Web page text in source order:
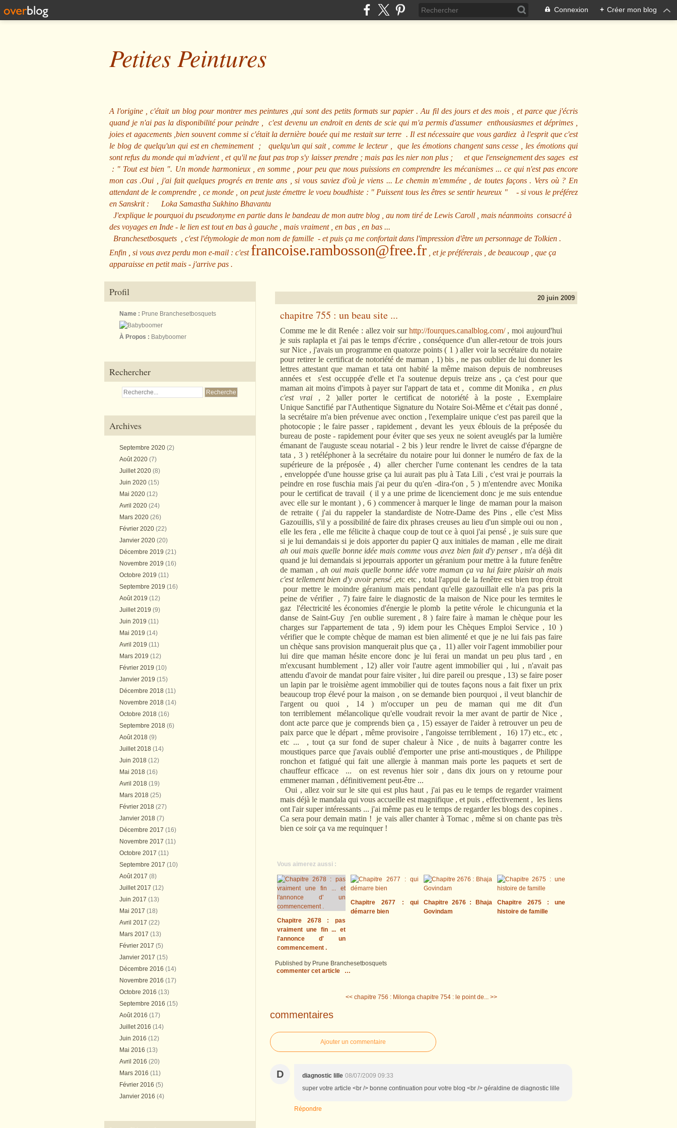
Connexion + Créer mon blog
Petites Peintures
A l'origine , c'était un blog pour montrer mes peintures ,qui sont des petits formats sur papier . Au fil des jours et des mois , et parce que j'écris
quand je n'ai pas la disponibilité pour peindre , c'est devenu un endroit en dents de scie qui m'a permis d'assumer enthousiasmes et déprimes ,
joies et agacements ,bien souvent comme si c'était la dernière bouée qui me restait sur terre . Il est nécessaire que vous gardiez à l'esprit que c'est
le blog de quelqu'un qui est en cheminement ; quelqu'un qui sait , comme le lecteur , que les émotions changent sans cesse , les émotions qui
sont refus du monde qui m'advient , et qu'il ne faut pas trop s'y laisser prendre ; mais pas les nier non plus ; et que l'enseignement des sages est
: " Tout est bien ". Un monde harmonieux , en somme , pour peu que nous puissions en comprendre les mécanismes ... ce qui n'est pas encore
mon cas .Oui , j'ai fait quelques progrés en trente ans , si vous saviez d'où je viens ... Le chemin m'emméne , de toutes façons . Vers où ? En
attendant de le comprendre , ce monde , on peut juste émettre le voeu boudhiste : " Puissent tous les êtres se sentir heureux " - si vous le préférez
en Sanskrit : Loka Samastha Sukhino Bhavantu
J'explique le pourquoi du pseudonyme en partie dans le bandeau de mon autre blog , au nom tiré de Lewis Caroll , mais néanmoins consacré à
des voyages en Inde - le lien est tout en bas à gauche , mais vraiment , en bas , en bas ...
Branchesetbosquets
, c'est l'étymologie de mon nom de famille - et puis ça me confortait dans l'impression d'être un personnage de Tolkien .
Enfin , si vous avez perdu mon e-mail : c'est francoise.rambosson@free.fr , et je préférerais , de beaucoup , que ça
apparaisse en petit mais - j'arrive pas .
Profil
Name : Prune Branchesetbosquets
À Propos : Babyboomer
Rechercher
Archives
Septembre 2020 (2)
Août 2020 (7)
Juillet 2020 (8)
Juin 2020 (15)
Mai 2020 (12)
Avril 2020 (24)
Mars 2020 (26)
Février 2020 (22)
Janvier 2020 (20)
Décembre 2019 (21)
Novembre 2019 (16)
Octobre 2019 (11)
Septembre 2019 (16)
Août 2019 (12)
Juillet 2019 (9)
Juin 2019 (11)
Mai 2019 (14)
Avril 2019 (11)
Mars 2019 (12)
Février 2019 (10)
Janvier 2019 (15)
Décembre 2018 (11)
Novembre 2018 (14)
Octobre 2018 (16)
Septembre 2018 (6)
Août 2018 (9)
Juillet 2018 (14)
Juin 2018 (12)
Mai 2018 (16)
Avril 2018 (19)
Mars 2018 (25)
Février 2018 (27)
Janvier 2018 (7)
Décembre 2017 (16)
Novembre 2017 (11)
Octobre 2017 (11)
Septembre 2017 (10)
Août 2017 (8)
Juillet 2017 (12)
Juin 2017 (13)
Mai 2017 (18)
Avril 2017 (22)
Mars 2017 (13)
Février 2017 (5)
Janvier 2017 (15)
Décembre 2016 (14)
Novembre 2016 (17)
Octobre 2016 (13)
Septembre 2016 (15)
Août 2016 (17)
Juillet 2016 (14)
Juin 2016 (12)
Mai 2016 (13)
Avril 2016 (20)
Mars 2016 (11)
Février 2016 (5)
Janvier 2016 (4)
20 juin 2009
chapitre 755 : un beau site ...
Comme me le dit Renée : allez voir sur http://fourques.canalblog.com/ , moi aujourd'hui
je suis raplapla et j'ai pas le temps d'écrire , conséquence d'un aller-retour de trois jours
sur Nice , j'avais un programme en quatorze points ( 1 ) aller voir la secrétaire du notaire
pour retirer le certificat de notoriété de maman , 1) bis , ne pas oublier de lui donner les
lettres attestant que maman et tata ont habité la même maison depuis de nombreuses
années et s'est occuppée d'elle et l'a soutenue depuis treize ans , ça c'est pour que
maman ait moins d'impots à payer sur l'appart de tata et , comme dit Monika ,en plus
c'est vrai, 2 )aller porter le certificat de notoriété à la poste , Exemplaire
Unique Sanctifié par l'Authentique Signature du Notaire Soi-Même et c'était pas donné ,
la secrétaire m'a bien prévenue avec onction , l'exemplaire unique c'est pas pareil que la
photocopie ; le faire passer , rapidement , devant les yeux éblouis de la préposée du
bureau de poste - rapidement pour éviter que ses yeux ne soient aveuglés par la lumière
émanant de l'auguste sceau notarial - 2 bis ) leur rendre le livret de caisse d'épargne de
tata , 3 ) retéléphoner à la secrétaire du notaire pour lui donner le numéro de fax de la
supérieure de la préposée , 4) aller chercher l'urne contenant les cendres de la tata
, enveloppée d'une housse grise ça lui aurait pas plu à Tata Lili , c'est vrai je pourrais la
peindre en rose fuschia mais j'ai peur du qu'en -dira-t'on , 5 ) m'entendre avec Monika
pour le certificat de travail ( il y a une prime de licenciement donc je me suis entendue
avec elle sur le montant ) , 6 ) commencer à marquer le linge de maman pour la maison
de retraite ( j'ai du rappeler la standardiste de Notre-Dame des Pins , elle c'est Miss
Gazouillis, s'il y a possibilité de faire dix phrases creuses au lieu d'un simple oui ou non ,
elle les fera , elle me félicite à chaque coup de tout ce à quoi j'ai pensé , je suis sure que
si je lui demandais si je dois apporter du papier Q aux initiales de maman , elle me dirait
ah oui mais quelle bonne idée mais comme vous avez bien fait d'y penser, m'a déjà dit
quand je lui demandais si jepourrais apporter un géranium pour mettre à la future fenêtre
de maman ,ah oui mais quelle bonne idée votre maman ça va lui faire plaisir ah mais
c'est tellement bien d'y avoir pensé,etc etc , total l'appui de la fenêtre est bien trop étroit
pour mettre le moindre géranium mais pendant qu'elle gazouillait elle n'a pas pris la
peine de vérifier , 7) faire faire le diagnostic de la maison de Nice pour les termites le
gaz l'électricité les économies d'énergie le plomb la petite vérole le chicungunia et la
danse de Saint-Guy j'en oublie surement , 8 ) faire faire à maman le chèque pour les
charges sur l'appartement de tata , 9) idem pour les Chèques Emploi Service , 10 )
vérifier que le compte chèque de maman est bien alimenté et que je ne lui fais pas faire
un chèque sans provision manquerait plus que ça , 11) aller voir l'agent immobilier pour
lui dire que maman hésite encore donc je lui ferai un mandat un peu plus tard , en
m'excusant humblement , 12) aller voir l'autre agent immobilier qui , lui , n'avait pas
attendu d'avoir de mandat pour faire visiter , lui dire pareil ou presque , 13) se faire poser
un lapin par le troisième agent immobilier qui de toutes façons nous a fait fixer un prix
beaucoup trop élevé pour la maison , on se demande bien pourquoi , il veut blanchir de
l'argent ou quoi , 14 ) m'occuper un peu de maman qui me dit d'un
ton terriblement mélancolique qu'elle voudrait revoir la mer avant de partir de Nice ,
dont acte parce que je comprends bien ça , 15) essayer de l'aider à retrouver un peu de
paix parce que le départ , même provisoire , l'angoisse terriblement , 16) 17) etc., etc ,
etc ... , tout ça sur fond de super chaleur à Nice , de nuits à bagarrer contre les
moustiques parce que j'avais oublié d'emporter une prise anti-moustiques , de Philippe
ronchon et fatigué qui fait une allergie à manman mais porte les paquets et sert de
chauffeur efficace ... on est revenus hier soir , dans dix jours on y retourne pour
emmener maman , définitivement peut-être ...
Oui , allez voir sur le site qui est plus haut , j'ai pas eu le temps de regarder vraiment
mais déjà le mandala qui vous accueille est magnifique , et puis , effectivement , les liens
ont l'air super intéressants ... j'ai même pas eu le temps de regarder les blogs des copines .
Ca sera pour demain matin ! je vais aller chanter à Tornac , même si on chante pas très
bien ce soir ça va me requinquer !
Vous aimerez aussi :
Chapitre 2678 : pas
vraiment une fin ... et
l'annonce d' un
commencement .
Chapitre 2677 : qui
démarre bien
Chapitre 2676 : Bhaja
Govindam
Chapitre 2675 : une
histoire de famille
Published by Prune Branchesetbosquets
commenter cet article
…
<< chapitre 756 : Milonga chapitre 754 : le point de... >>
commentaires
Ajouter un commentaire
D diagnostic lille 08/07/2009 09:33
super votre article <br /> bonne continuation pour votre blog <br /> géraldine de diagnostic lille
Répondre